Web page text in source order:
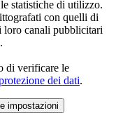
statistiche di utilizzo.
con quelli di
loro canali pubblicitari
di verificare le
dei dati.
impostazioni